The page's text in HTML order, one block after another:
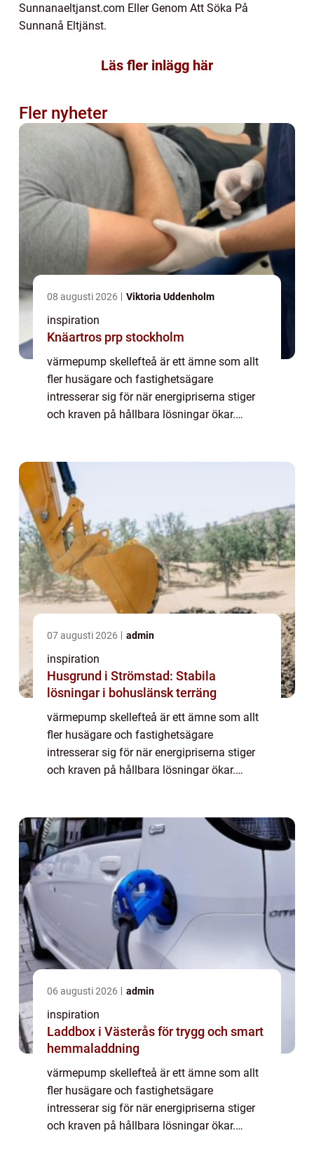
Sunnanaeltjanst.com Eller Genom Att Söka På
Sunnanå Eltjänst.
Läs fler inlägg här
Fler nyheter
08 augusti 2026 Viktoria Uddenholm
inspiration
Knäartros prp stockholm
värmepump skellefteå är ett ämne som allt
fler husägare och fastighetsägare
intresserar sig för när energipriserna stiger
och kraven på hållbara lösningar ökar.
livslängd utan ...
07 augusti 2026 admin
inspiration
Husgrund i Strömstad: Stabila
lösningar i bohuslänsk terräng
värmepump skellefteå är ett ämne som allt
fler husägare och fastighetsägare
intresserar sig för när energipriserna stiger
och kraven på hållbara lösningar ökar.
livslängd utan ...
06 augusti 2026 admin
inspiration
Laddbox i Västerås för trygg och smart
hemmaladdning
värmepump skellefteå är ett ämne som allt
fler husägare och fastighetsägare
intresserar sig för när energipriserna stiger
och kraven på hållbara lösningar ökar.